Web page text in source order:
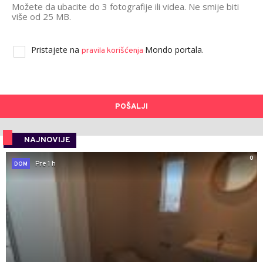
Možete da ubacite do 3 fotografije ili videa. Ne smije biti
više od 25 MB.
Pristajete na pravila korišćenja Mondo portala.
POŠALJI
NAJNOVIJE
0
DOM
Pre 1 h